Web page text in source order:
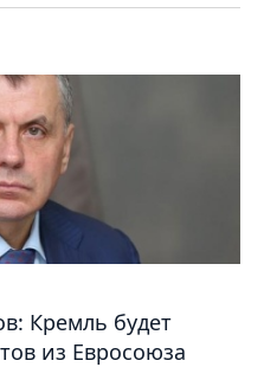
Кремль будет
из Евросоюза